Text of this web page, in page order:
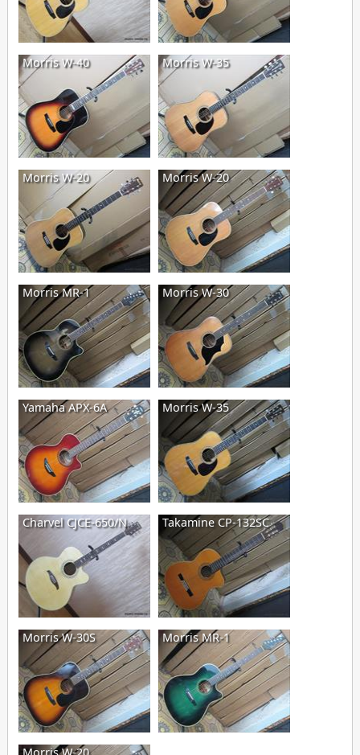
Morris W-40 Morris W-35
Morris W-20 Morris W-20
Morris MR-1 Morris W-30
Yamaha APX-6A Morris W-35
Charvel CJCE-650/N Takamine CP-132SC
Morris W-30S Morris MR-1
Morris W-20